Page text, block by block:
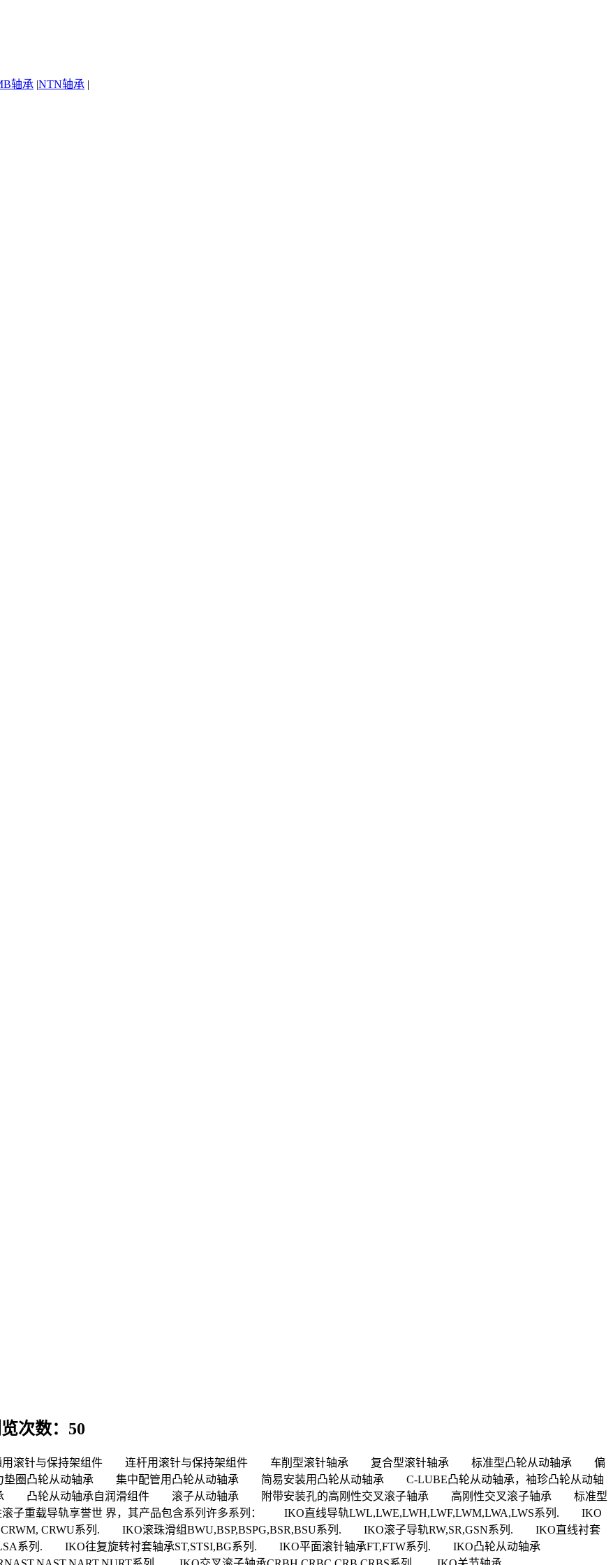
轴承 |NTN轴承 |
次数：50
与保持架组件 连杆用滚针与保持架组件 车削型滚针轴承 复合型滚针轴承 标准型凸轮从动轴承 偏
圈凸轮从动轴承 集中配管用凸轮从动轴承 简易安装用凸轮从动轴承 C-LUBE凸轮从动轴承，袖珍凸轮从动轴
凸轮从动轴承自润滑组件 滚子从动轴承 附带安装孔的高刚性交叉滚子轴承 高刚性交叉滚子轴承 标准型
重载导轨享誉世 界，其产品包含系列许多系列： IKO直线导轨LWL,LWE,LWH,LWF,LWM,LWA,LWS系列. IKO
CRWU系列. IKO滚珠滑组BWU,BSP,BSPG,BSR,BSU系列. IKO滚子导轨RW,SR,GSN系列. IKO直线衬套
系列. IKO往复旋转衬套轴承ST,STSI,BG系列. IKO平面滚针轴承FT,FTW系列. IKO凸轮从动轴承